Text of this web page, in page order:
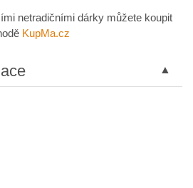
netradičními dárky můžete koupit
KupMa.cz